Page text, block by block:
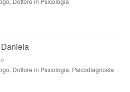
Dottore in Psicologia, Psicodiagnosta